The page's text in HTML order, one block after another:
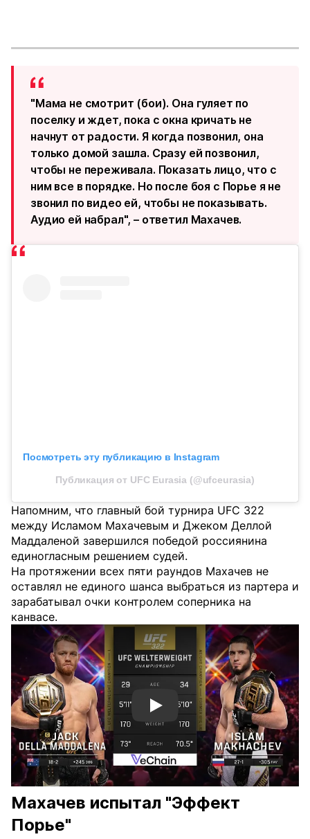
"Мама не смотрит (бои). Она гуляет по
поселку и ждет, пока с окна кричать не
начнут от радости. Я когда позвонил, она
только домой зашла. Сразу ей позвонил,
чтобы не переживала. Показать лицо, что с
ним все в порядке. Но после боя с Порье я не
звонил по видео ей, чтобы не показывать.
Аудио ей набрал", – ответил Махачев.
Посмотреть эту публикацию в Instagram
Публикация от UFC Eurasia (@ufceurasia)
Напомним, что главный бой турнира UFC 322
между Исламом Махачевым и Джеком Деллой
Маддаленой завершился победой россиянина
единогласным решением судей.
На протяжении всех пяти раундов Махачев не
оставлял не единого шанса выбраться из партера и
зарабатывал очки контролем соперника на
канвасе.
Смотреть видео YouTube
Махачев испытал "Эффект
Порье"